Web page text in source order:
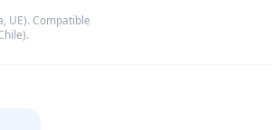
UE). Compatible